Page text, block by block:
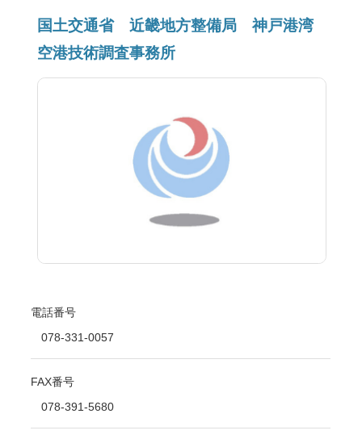
国土交通省 近畿地方整備局 神戸港湾
空港技術調査事務所
電話番号
078-331-0057
FAX番号
078-391-5680